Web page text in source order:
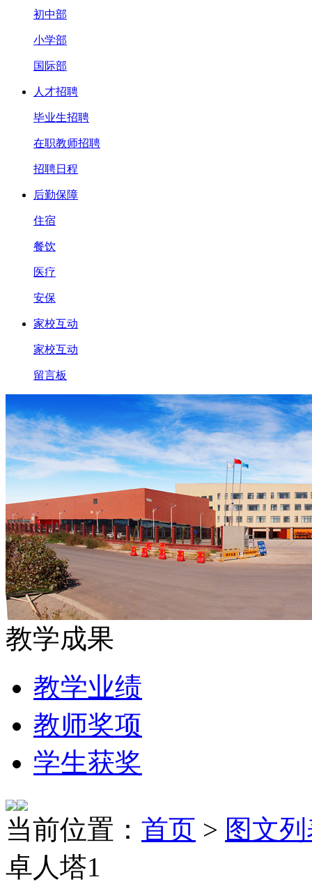
初中部
小学部
国际部
人才招聘
毕业生招聘
在职教师招聘
招聘日程
后勤保障
住宿
餐饮
医疗
安保
家校互动
家校互动
留言板
教学成果
教学业绩
教师奖项
学生获奖
当前位置： 首页 > 图文
卓人塔1